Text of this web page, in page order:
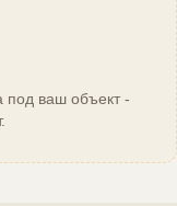
под ваш объект -